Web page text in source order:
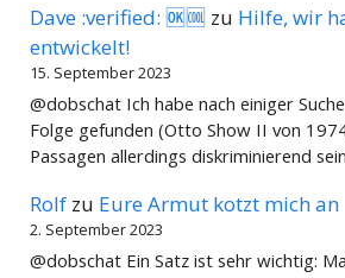
Dave :verified: 🆗🆒 zu Hilfe, wir
entwickelt!
15. September 2023
@dobschat Ich habe nach einiger
Folge gefunden (Otto Show II von
Passagen allerdings diskriminierend
Rolf zu Eure Armut kotzt mich an
2. September 2023
@dobschat Ein Satz ist sehr wichtig: